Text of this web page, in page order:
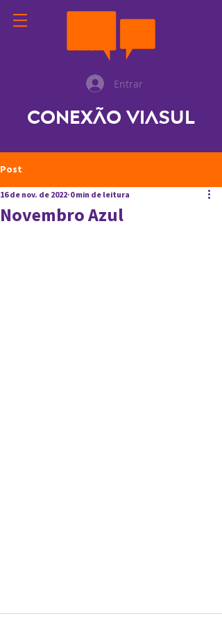
Entrar
Conexão ViaSul
Post
Novembro Azul
16 de nov. de 2022 0 min de leitura